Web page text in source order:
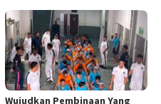
Wujudkan Pembinaan Yang